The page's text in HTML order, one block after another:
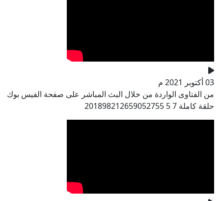
03 أكتوبر 2021 م
من الفتاوى الواردة من خلال البث المباشر على صفحة الفيس بوك
حلقة كاملة 7 5 201898212659052755